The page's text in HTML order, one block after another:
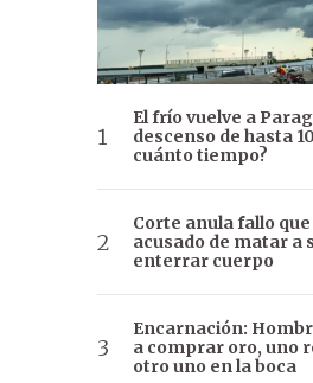
El frío vuelve a
descenso de hasta
cuánto tiempo?
Corte anula fallo
acusado de matar a
enterrar cuerpo
Encarnación:
a comprar oro, uno
otro uno en la boca